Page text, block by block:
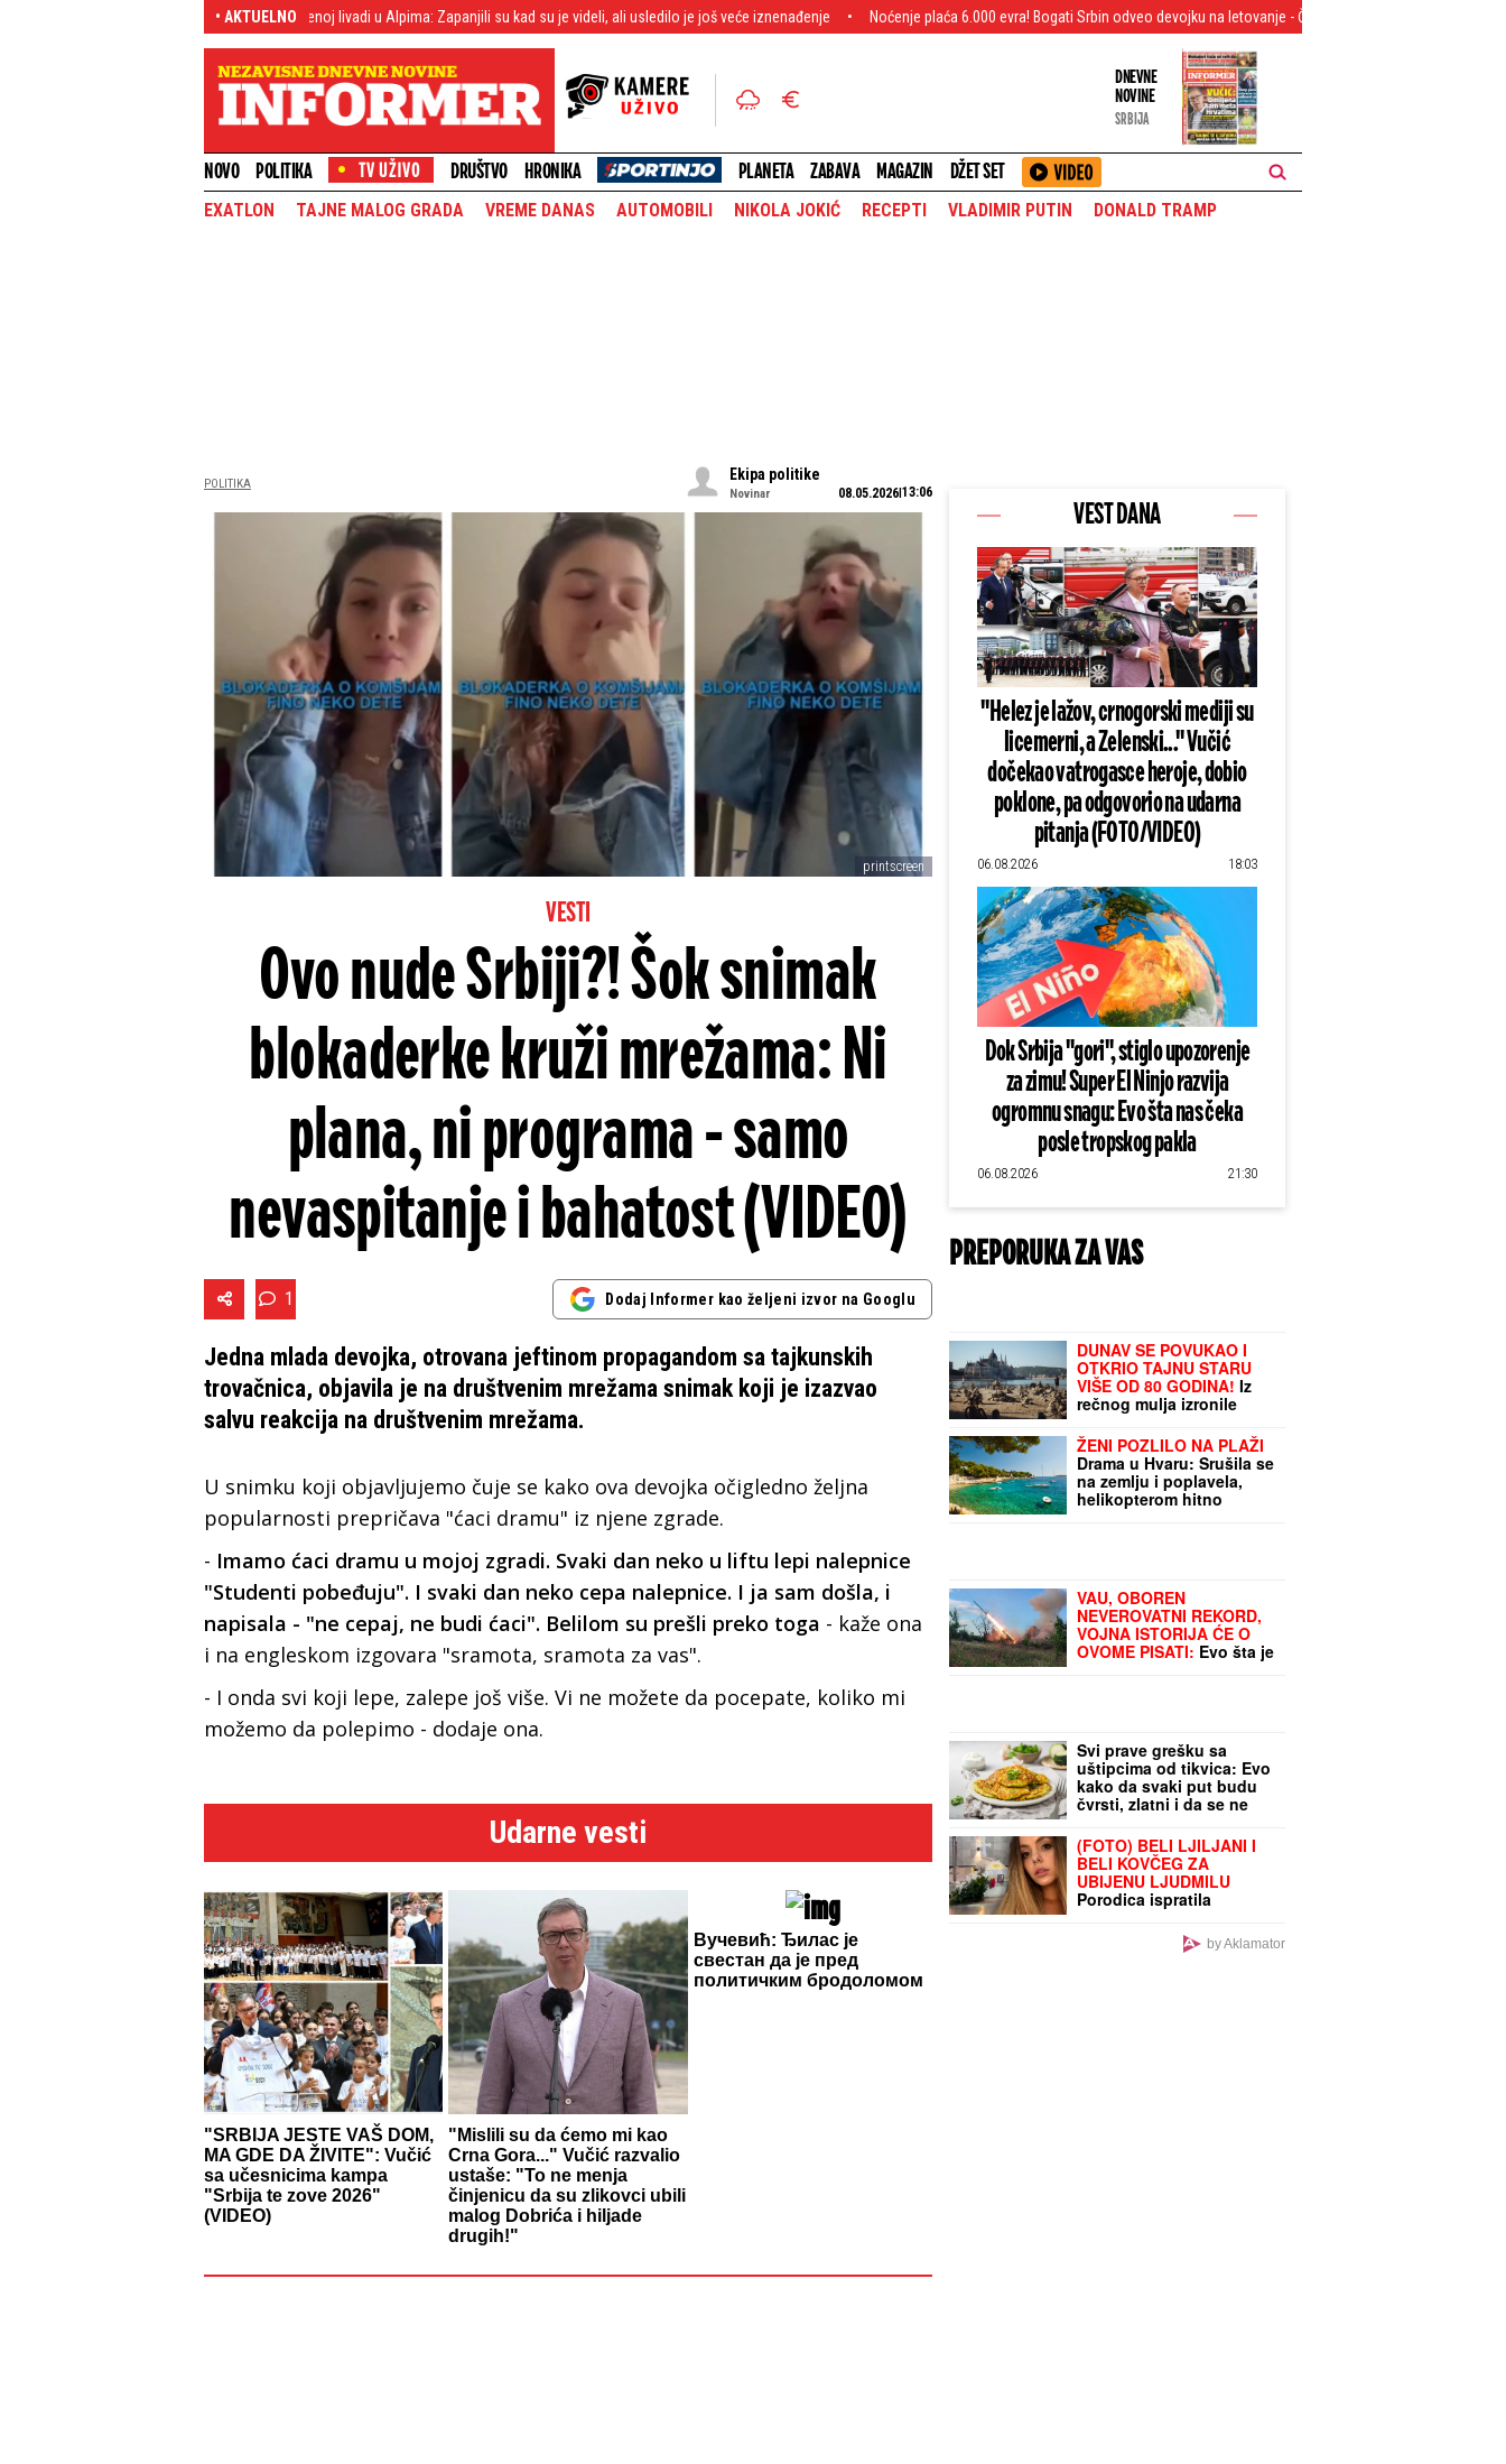
• AKTUELNO
(FOTO) Šok otkriće na zabačenoj livadi u Alpima: Zapanjili su kad su je videli, ali usledilo je još veće iznenađenje Noćenje plaća 6.000 evra! Bogati Srbin odveo devojku na letovanje - Čitav ceh će vas frapirati
DNEVNE
NOVINE
SRBIJA
NOVO POLITIKA DRUŠTVO HRONIKA PLANETA ZABAVA MAGAZIN DŽET SET
EXATLON TAJNE MALOG GRADA VREME DANAS AUTOMOBILI NIKOLA JOKIĆ RECEPTI VLADIMIR PUTIN DONALD TRAMP
POLITIKA
Ekipa politike
Novinar 08.05.2026 13:06
printscreen
VESTI
Ovo nude Srbiji?! Šok snimak
blokaderke kruži mrežama: Ni
plana, ni programa - samo
nevaspitanje i bahatost (VIDEO)
1 Dodaj Informer kao željeni izvor na Googlu
Jedna mlada devojka, otrovana jeftinom propagandom sa tajkunskih
trovačnica, objavila je na društvenim mrežama snimak koji je izazvao
salvu reakcija na društvenim mrežama.
U snimku koji objavljujemo čuje se kako ova devojka očigledno željna
popularnosti prepričava "ćaci dramu" iz njene zgrade.
- Imamo ćaci dramu u mojoj zgradi. Svaki dan neko u liftu lepi nalepnice
"Studenti pobeđuju". I svaki dan neko cepa nalepnice. I ja sam došla, i
napisala - "ne cepaj, ne budi ćaci". Belilom su prešli preko toga - kaže ona
i na engleskom izgovara "sramota, sramota za vas".
- I onda svi koji lepe, zalepe još više. Vi ne možete da pocepate, koliko mi
možemo da polepimo - dodaje ona.
Udarne vesti
"SRBIJA JESTE VAŠ DOM,
MA GDE DA ŽIVITE": Vučić
sa učesnicima kampa
"Srbija te zove 2026"
(VIDEO)
"Mislili su da ćemo mi kao
Crna Gora..." Vučić razvalio
ustaše: "To ne menja
činjenicu da su zlikovci ubili
malog Dobrića i hiljade
drugih!"
Вучевић: Ђилас је
свестан да је пред
политичким бродоломом
VEST DANA
"Helez je lažov, crnogorski mediji su
licemerni, a Zelenski..." Vučić
dočekao vatrogasce heroje, dobio
poklone, pa odgovorio na udarna
pitanja (FOTO/VIDEO)
06.08.2026 18:03
Dok Srbija "gori", stiglo upozorenje
za zimu! Super El Ninjo razvija
ogromnu snagu: Evo šta nas čeka
posle tropskog pakla
06.08.2026 21:30
PREPORUKA ZA VAS
DUNAV SE POVUKAO I
OTKRIO TAJNU STARU
VIŠE OD 80 GODINA! Iz
rečnog mulja izronile
LJUDSKE KOSTI, šok u
Budimpešti: Odmah
pokrenuta istraga
ŽENI POZLILO NA PLAŽI
Drama u Hvaru: Srušila se
na zemlju i poplavela,
helikopterom hitno
prevezena u bolnicu
VAU, OBOREN
NEVEROVATNI REKORD,
VOJNA ISTORIJA ĆE O
OVOME PISATI: Evo šta je
Svi prave grešku sa
uštipcima od tikvica: Evo
kako da svaki put budu
čvrsti, zlatni i da se ne
(FOTO) BELI LJILJANI I
BELI KOVČEG ZA
UBIJENU LJUDMILU
Porodica ispratila
Ruskinju koju je ugušio
turski državljanin u Borči:
Sveštenik držao opelo na
by Aklamator